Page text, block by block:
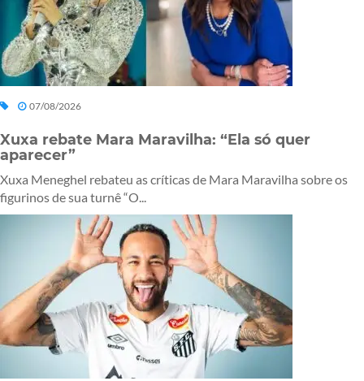
07/08/2026
Xuxa rebate Mara Maravilha: “Ela só quer
aparecer”
Xuxa Meneghel rebateu as críticas de Mara Maravilha sobre os
figurinos de sua turnê “O...